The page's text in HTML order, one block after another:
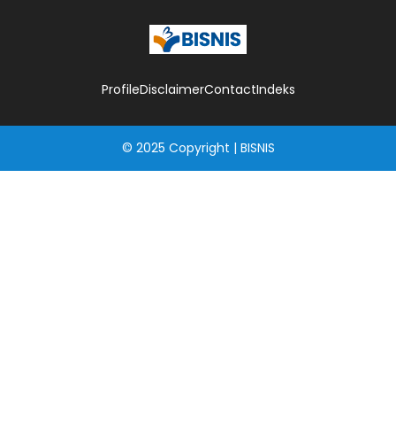
ProfileDisclaimerContactIndeks
© 2025 Copyright | BISNIS